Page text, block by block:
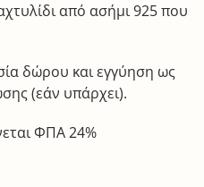
από ασήμι 925 που
δώρου και εγγύηση ως
(εάν υπάρχει).
ΦΠΑ 24%